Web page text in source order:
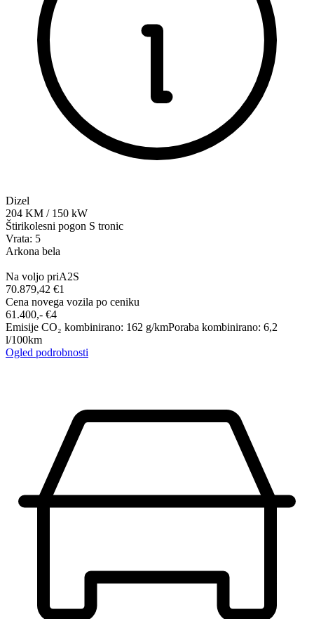
Dizel
204 KM / 150 kW
Štirikolesni pogon S tronic
Vrata: 5
Arkona bela
Na voljo priA2S
70.879,42 €1
Cena novega vozila po ceniku
61.400,-‍ €4
Emisije CO₂ kombinirano: 162 g/kmPoraba kombinirano: 6,2
l/100km
Ogled podrobnosti